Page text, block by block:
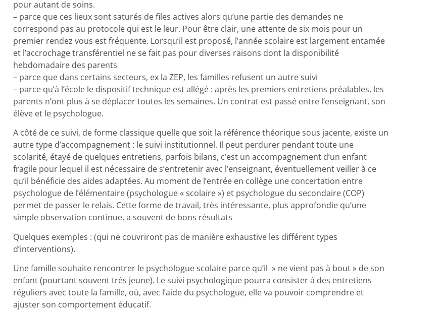
pour autant de soins.
– parce que ces lieux sont saturés de files actives alors qu’une partie des demandes ne
correspond pas au protocole qui est le leur. Pour être clair, une attente de six mois pour un
premier rendez vous est fréquente. Lorsqu’il est proposé, l’année scolaire est largement entamée
et l’accrochage transférentiel ne se fait pas pour diverses raisons dont la disponibilité
hebdomadaire des parents
– parce que dans certains secteurs, ex la ZEP, les familles refusent un autre suivi
– parce qu’à l’école le dispositif technique est allégé : après les premiers entretiens préalables, les
parents n’ont plus à se déplacer toutes les semaines. Un contrat est passé entre l’enseignant, son
élève et le psychologue.
A côté de ce suivi, de forme classique quelle que soit la référence théorique sous jacente, existe un
autre type d’accompagnement : le suivi institutionnel. Il peut perdurer pendant toute une
scolarité, étayé de quelques entretiens, parfois bilans, c’est un accompagnement d’un enfant
fragile pour lequel il est nécessaire de s’entretenir avec l’enseignant, éventuellement veiller à ce
qu’il bénéficie des aides adaptées. Au moment de l’entrée en collège une concertation entre
psychologue de l’élémentaire (psychologue « scolaire ») et psychologue du secondaire (COP)
permet de passer le relais. Cette forme de travail, très intéressante, plus approfondie qu’une
simple observation continue, a souvent de bons résultats
Quelques exemples : (qui ne couvriront pas de manière exhaustive les différent types
d’interventions).
Une famille souhaite rencontrer le psychologue scolaire parce qu’il » ne vient pas à bout » de son
enfant (pourtant souvent très jeune). Le suivi psychologique pourra consister à des entretiens
réguliers avec toute la famille, où, avec l’aide du psychologue, elle va pouvoir comprendre et
ajuster son comportement éducatif.